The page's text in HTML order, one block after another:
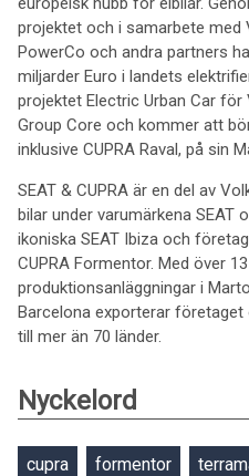
projektet och i samarbete med
PowerCo och andra partners
miljarder Euro i landets
projektet Electric Urban Car
Group Core och kommer att
inklusive CUPRA Raval, på sin
SEAT & CUPRA är en del av
bilar under varumärkena SEAT
ikoniska SEAT Ibiza och
CUPRA Formentor. Med över
produktionsanläggningar i
Barcelona exporterar
till mer än 70 länder.
Nyckelord
cupra formentor